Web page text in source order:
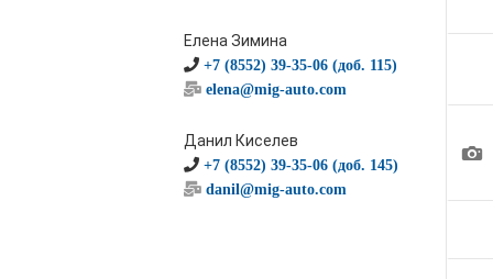
Елена Зимина
+7 (8552) 39-35-06 (доб. 115)
elena@mig-auto.com
Данил Киселев
+7 (8552) 39-35-06 (доб. 145)
danil@mig-auto.com
1